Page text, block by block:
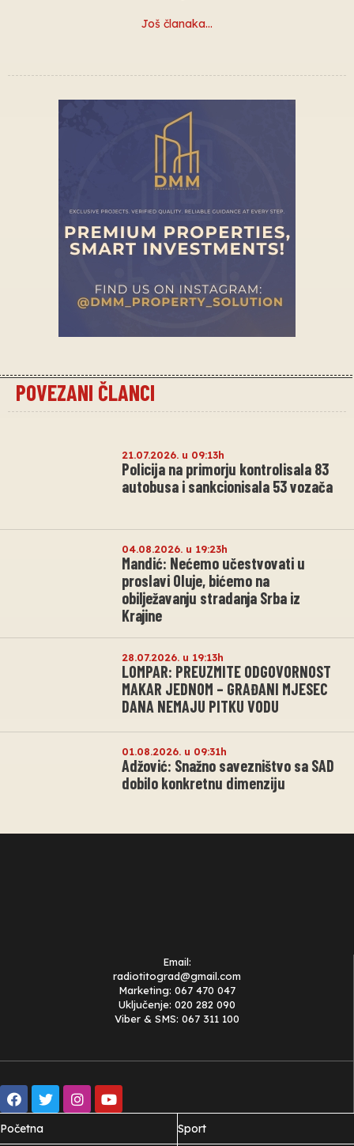
Još članaka…
POVEZANI ČLANCI
21.07.2026. u 09:13h
Policija na primorju kontrolisala 83
autobusa i sankcionisala 53 vozača
04.08.2026. u 19:23h
Mandić: Nećemo učestvovati u
proslavi Oluje, bićemo na
obilježavanju stradanja Srba iz
Krajine
28.07.2026. u 19:13h
LOMPAR: PREUZMITE ODGOVORNOST
MAKAR JEDNOM – GRAĐANI MJESEC
DANA NEMAJU PITKU VODU
01.08.2026. u 09:31h
Adžović: Snažno savezništvo sa SAD
dobilo konkretnu dimenziju
Email:
radiotitograd@gmail.com
Marketing: 067 470 047
Uključenje: 020 282 090
Viber & SMS: 067 311 100
Početna Sport